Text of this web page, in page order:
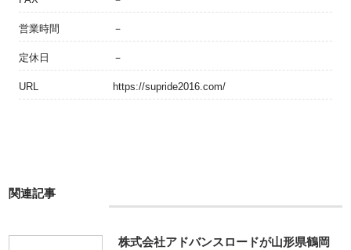
営業時間 －
定休日 －
URL https://supride2016.com/
関連記事
株式会社アドバンスロードが山形県鶴岡